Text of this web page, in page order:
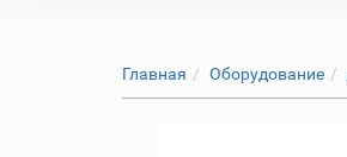
Главная Оборудование